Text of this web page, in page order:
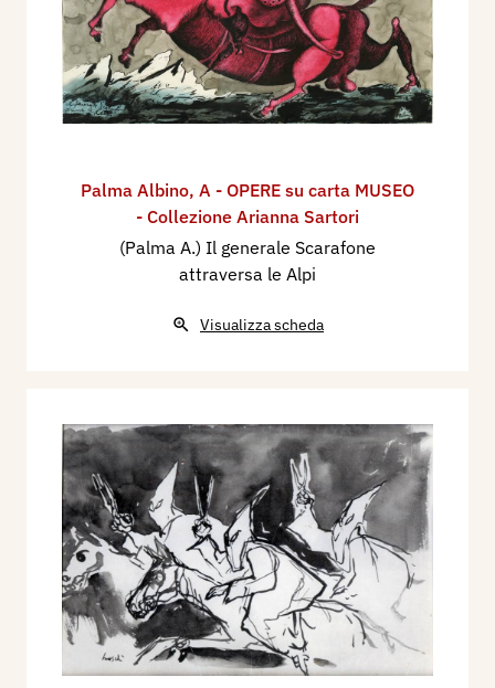
Palma Albino, A - OPERE su carta MUSEO
- Collezione Arianna Sartori
(Palma A.) Il generale Scarafone
attraversa le Alpi
Visualizza scheda